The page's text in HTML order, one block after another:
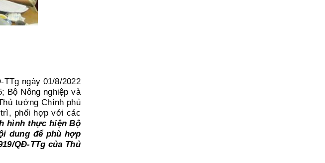
ngày 01/8/2022
Bộ Nông nghiệp và
tướng Chính phủ
trì, phối hợp với các
hình thực hiện Bộ
dung để phù hợp
QĐ-TTg của Thủ